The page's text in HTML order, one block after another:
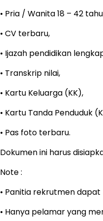
• Pria / Wanita 18 – 42
• CV terbaru,
• Ijazah pendidikan
• Transkrip nilai,
• Kartu Keluarga (KK),
• Kartu Tanda Penduduk
• Pas foto terbaru.
Dokumen ini harus
Note :
• Panitia rekrutmen
• Hanya pelamar yang